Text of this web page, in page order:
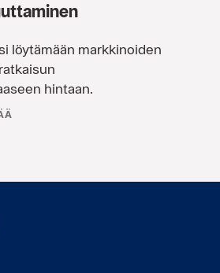
löytämään markkinoiden
hintaan.